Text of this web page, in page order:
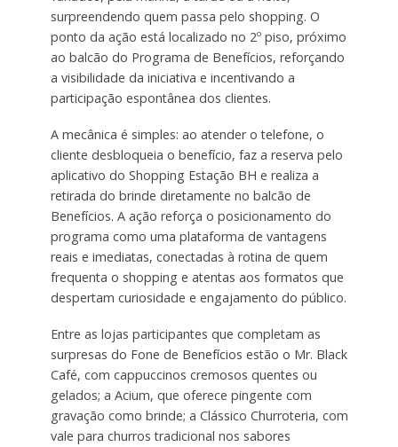
surpreendendo quem passa pelo shopping. O
ponto da ação está localizado no 2º piso, próximo
ao balcão do Programa de Benefícios, reforçando
a visibilidade da iniciativa e incentivando a
participação espontânea dos clientes.
A mecânica é simples: ao atender o telefone, o
cliente desbloqueia o benefício, faz a reserva pelo
aplicativo do Shopping Estação BH e realiza a
retirada do brinde diretamente no balcão de
Benefícios. A ação reforça o posicionamento do
programa como uma plataforma de vantagens
reais e imediatas, conectadas à rotina de quem
frequenta o shopping e atentas aos formatos que
despertam curiosidade e engajamento do público.
Entre as lojas participantes que completam as
surpresas do Fone de Benefícios estão o Mr. Black
Café, com cappuccinos cremosos quentes ou
gelados; a Acium, que oferece pingente com
gravação como brinde; a Clássico Churroteria, com
vale para churros tradicional nos sabores